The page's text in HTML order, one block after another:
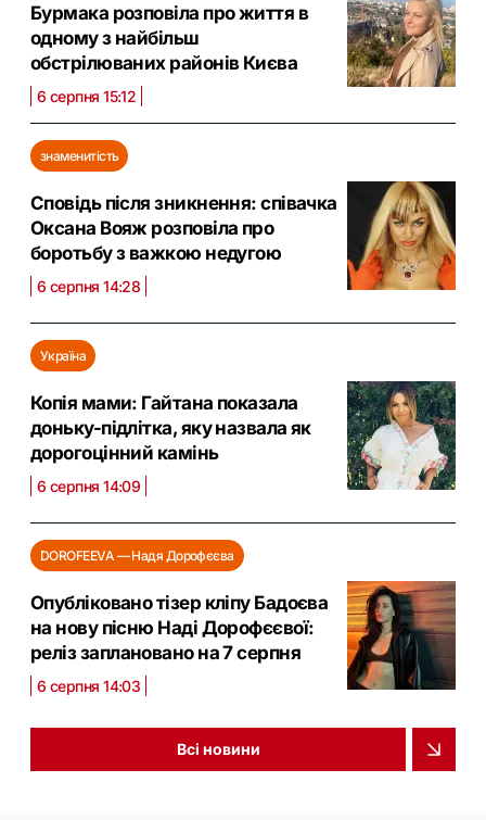
Бурмака розповіла про життя в
одному з найбільш
обстрілюваних районів Києва
6 серпня 15:12
знаменитість
Сповідь після зникнення: співачка
Оксана Вояж розповіла про
боротьбу з важкою недугою
6 серпня 14:28
Україна
Копія мами: Гайтана показала
доньку-підлітка, яку назвала як
дорогоцінний камінь
6 серпня 14:09
DOROFEEVA — Надя Дорофєєва
Опубліковано тізер кліпу Бадоєва
на нову пісню Наді Дорофєєвої:
реліз заплановано на 7 серпня
6 серпня 14:03
Всі новини